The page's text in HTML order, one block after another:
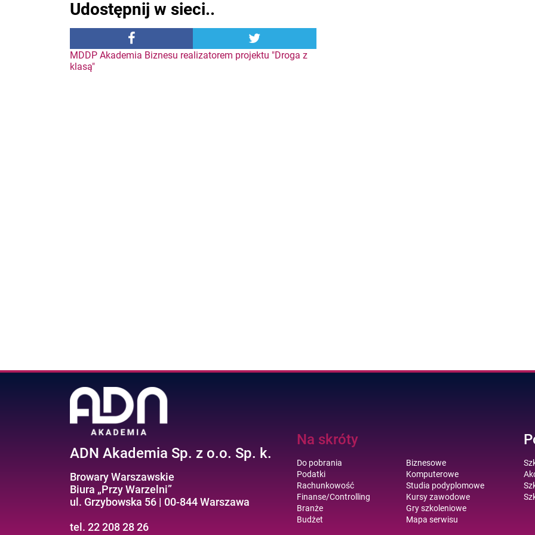
Udostępnij w sieci..
Nawigacja
MDDP Akademia Biznesu realizatorem projektu "Droga z
klasą"
ADN Akademia Sp. z o.o. Sp. k.
Browary Warszawskie
Biura „Przy Warzelni”
ul. Grzybowska 56 | 00-844 Warszawa
tel. 22 208 28 26
Na skróty
Do pobrania
Podatki
Rachunkowość
Finanse/Controlling
Branże
Budżet
Biznesowe
Komputerowe
Studia podyplomowe
Kursy zawodowe
Gry szkoleniowe
Mapa serwisu